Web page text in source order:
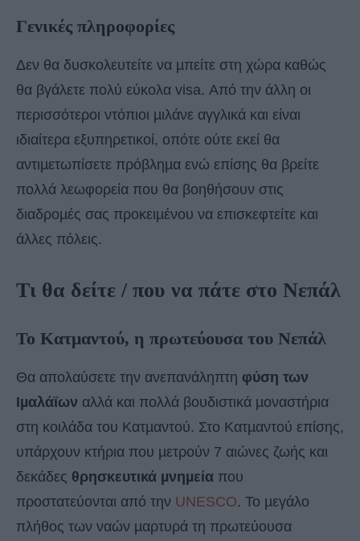
Γενικές πληροφορίες
Δεν θα δυσκολευτείτε να µπείτε στη χώρα καθώς
θα βγάλετε πολύ εύκολα visa. Από την άλλη οι
περισσότεροι ντόπιοι µιλάνε αγγλικά και είναι
ιδιαίτερα εξυπηρετικοί, οπότε ούτε εκεί θα
αντιµετωπίσετε πρόβληµα ενώ επίσης θα βρείτε
πολλά λεωφορεία που θα βοηθήσουν στις
διαδροµές σας προκειµένου να επισκεφτείτε και
άλλες πόλεις.
Tι θα δείτε / που να πάτε στο Νεπάλ
Το Κατμαντού, η πρωτεύουσα του Νεπάλ
Θα απολαύσετε την ανεπανάληπτη φύση των
Ιµαλάϊων αλλά και πολλά βουδιστικά µοναστήρια
στη κοιλάδα του Κατµαντού. Στο Κατµαντού επίσης,
υπάρχουν κτήρια που µετρούν 7 αιώνες ζωής και
δεκάδες θρησκευτικά µνηµεία που
προστατεύονται από την UNESCO. Το µεγάλο
πλήθος των ναών µαρτυρά τη πρωτεύουσα